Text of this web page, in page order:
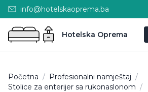
info@hotelskaoprema.ba
Hotelska Oprema
Početna / Profesionalni namještaj /
Stolice za enterijer sa rukonaslonom /